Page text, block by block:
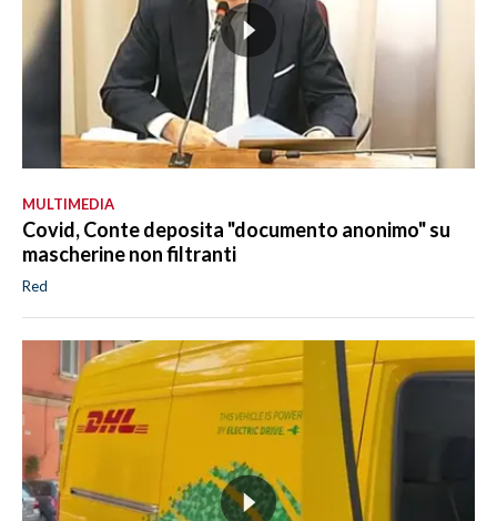
MULTIMEDIA
Covid, Conte deposita "documento anonimo" su
mascherine non filtranti
Red